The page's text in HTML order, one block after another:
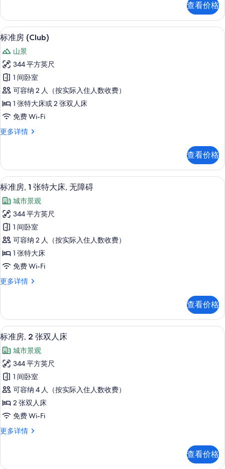
片
可
进
入
俱
乐
部
酒
廊,
海
港
的
所
有
照
片
张
双
人
可
进
入
俱
乐
部
酒
廊,
港
更
多
信
息
查看价格
显
示
标
准
房
(Club)
的
所
有
片
迷你吧、客房内保险箱、办公桌、笔
6
标准房 (Club)
山景
344 平方英尺
1 间卧室
可容纳 2 人（按实际入住人数收费）
1 张特大床或 2 张双人床
免费 Wi-Fi
更多详情
标
更
多
信
查看价格
显
示
标
准
房,
1
张
特
大
无
障
碍
的
所
有
照
片
标准房, 1 张特大床, 无障碍 | 客房服务
8
标准房, 1 张特大床, 无障碍
城市景观
344 平方英尺
1 间卧室
可容纳 2 人（按实际入住人数收费）
1 张特大床
免费 Wi-Fi
更多详情
标
张
特
大
无
障
碍
更
多
信
息
查看价格
显
示
标
准
房,
2
张
双
人
的
迷你吧、客房内保险箱、办公桌、笔
5
标准房, 2 张双人床
城市景观
344 平方英尺
1 间卧室
可容纳 4 人（按实际入住人数收费）
2 张双人床
免费 Wi-Fi
更多详情
标
张
查看价格